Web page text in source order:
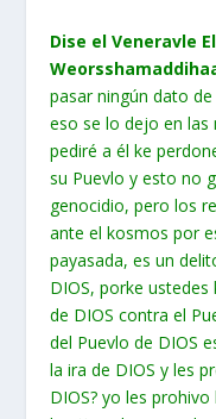
Dise el Veneravle
pasar ningún dato
eso se lo dejo en las
pediré a él ke
su Puevlo y esto no
genocidio, pero los
ante el kosmos por
payasada, es un
DIOS, porke
de DIOS contra el
del Puevlo de DIOS
la ira de DIOS y les
DIOS? yo les